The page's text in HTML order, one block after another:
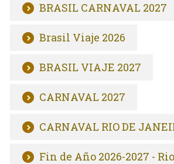
BRASIL CARNAVAL 2027
Brasil Viaje 2026
BRASIL VIAJE 2027
CARNAVAL 2027
CARNAVAL RIO DE
Fin de Año 2026-2027 -